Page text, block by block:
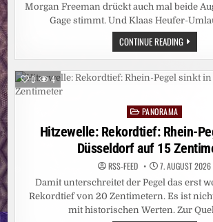
Morgan Freeman drückt auch mal beide
Gage stimmt. Und Klaas Heufer-
CONTINUE READINGLEUTE:
DAS
SET
SEIN?
0 4
PostedPANORAMA
Hitzewelle: Rekordtief: Rhein-
Düsseldorf auf 15
RSS-FEED 7. AUGUST 2026
Damit unterschreitet der Pegel das erst
Rekordtief von 20 Zentimetern. Es ist
mit historischen Werten. Zur